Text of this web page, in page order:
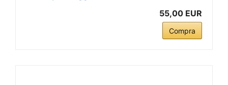
55,00 EUR
Compra